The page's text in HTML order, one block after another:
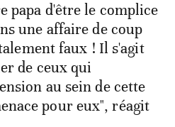
papa d'être le complice
une affaire de coup
faux ! Il s'agit
de ceux qui
au sein de cette
pour eux", réagit